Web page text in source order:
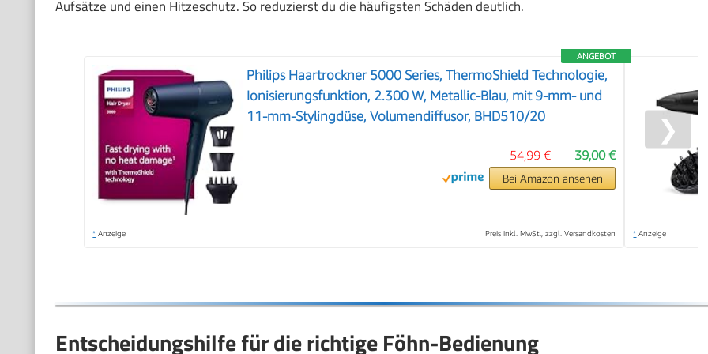
Aufsätze und einen Hitzeschutz. So reduzierst du die häufigsten Schäden deutlich.
ANGEBOT
Philips Haartrockner 5000 Series, ThermoShield Technologie,
Ionisierungsfunktion, 2.300 W, Metallic-Blau, mit 9-mm- und
11-mm-Stylingdüse, Volumendiffusor, BHD510/20
39,00 €
54,99 €
Bei Amazon ansehen
* Anzeige Preis inkl. MwSt., zzgl. Versandkosten * Anzeige
❯
Entscheidungshilfe für die richtige Föhn-Bedienung